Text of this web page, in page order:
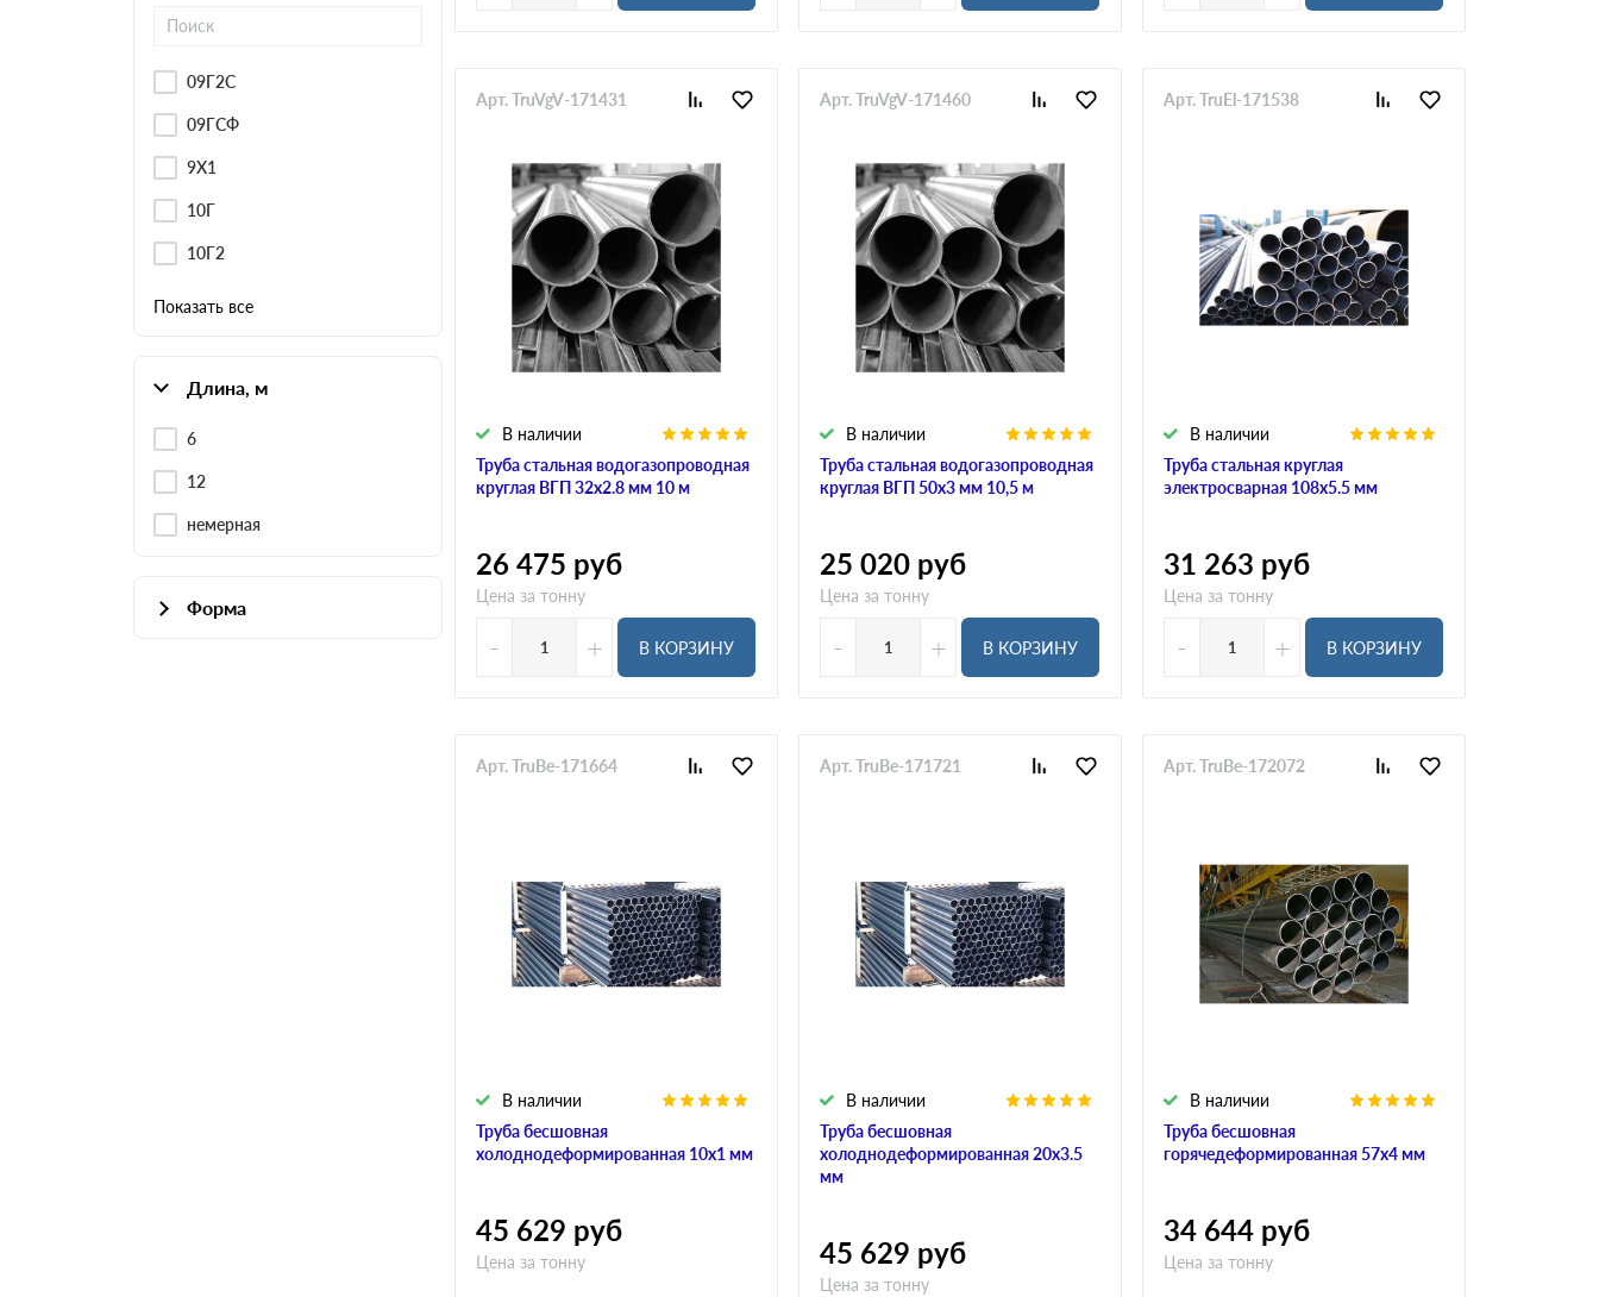
09Г2С
09ГСФ
9Х1
10Г
10Г2
Показать все
Длина, м
6
12
немерная
Форма
Труба стальная водогазопроводная
круглая ВГП 32х2.8 мм 10 м
В наличии
Арт. TruVgV-171431
26 475 руб
Цена за тонну
- + В КОРЗИНУ
Труба стальная водогазопроводная
круглая ВГП 50х3 мм 10,5 м
В наличии
Арт. TruVgV-171460
25 020 руб
Цена за тонну
- + В КОРЗИНУ
Труба стальная круглая
электросварная 108х5.5 мм
В наличии
Арт. TruEl-171538
31 263 руб
Цена за тонну
- + В КОРЗИНУ
Труба бесшовная
холоднодеформированная 10х1 мм
В наличии
Арт. TruBe-171664
45 629 руб
Цена за тонну
Труба бесшовная
холоднодеформированная 20х3.5
мм
В наличии
Арт. TruBe-171721
45 629 руб
Цена за тонну
Труба бесшовная
горячедеформированная 57х4 мм
В наличии
Арт. TruBe-172072
34 644 руб
Цена за тонну